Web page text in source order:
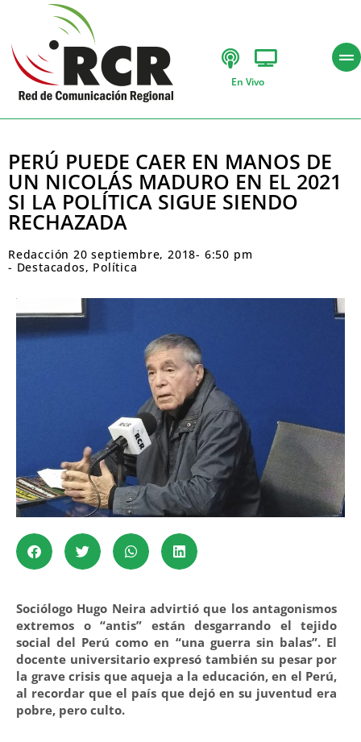
En Vivo
PERÚ PUEDE CAER EN MANOS DE
UN NICOLÁS MADURO EN EL 2021
SI LA POLÍTICA SIGUE SIENDO
RECHAZADA
Redacción 20 septiembre, 2018- 6:50 pm
- Destacados, Política
Sociólogo Hugo Neira advirtió que los antagonismos
extremos o “antis” están desgarrando el tejido
social del Perú como en “una guerra sin balas”. El
docente universitario expresó también su pesar por
la grave crisis que aqueja a la educación, en el Perú,
al recordar que el país que dejó en su juventud era
pobre, pero culto.